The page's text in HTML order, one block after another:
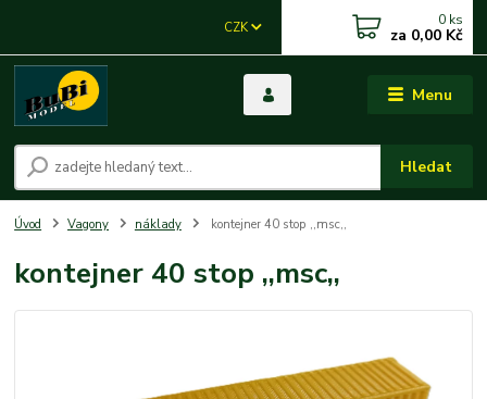
Menu
CZK
Hledat
0 ks
za 0,00 Kč
Úvod Vagony náklady kontejner 40 stop ,,msc,,
kontejner 40 stop ,,msc,,